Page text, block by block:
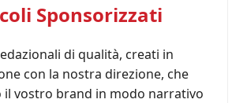
Sponsorizzati
di qualità, creati in
con la nostra direzione, che
il vostro brand in modo narrativo